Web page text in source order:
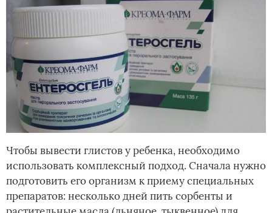
Чтобы вывести глистов у ребенка, необходимо
использовать комплексный подход. Сначала нужно
подготовить его организм к приему специальных
препаратов: несколько дней пить сорбенты и